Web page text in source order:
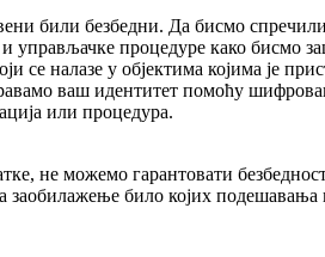
били безбедни. Да бисмо
управљачке процедуре како бисмо
налазе у објектима којима је
ваш идентитет помоћу
или процедура.
не можемо гарантовати
било којих